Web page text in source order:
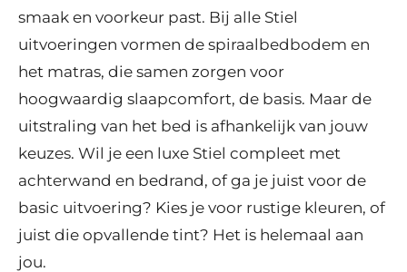
smaak en voorkeur past. Bij alle Stiel
uitvoeringen vormen de spiraalbedbodem en
het matras, die samen zorgen voor
hoogwaardig slaapcomfort, de basis. Maar de
uitstraling van het bed is afhankelijk van jouw
keuzes. Wil je een luxe Stiel compleet met
achterwand en bedrand, of ga je juist voor de
basic uitvoering? Kies je voor rustige kleuren, of
juist die opvallende tint? Het is helemaal aan
jou.